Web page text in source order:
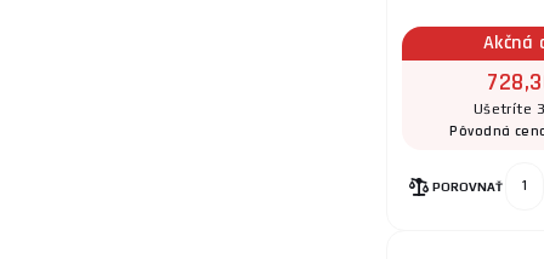
Akčná
Ušetríte
Pôvodná
POROVNAŤ